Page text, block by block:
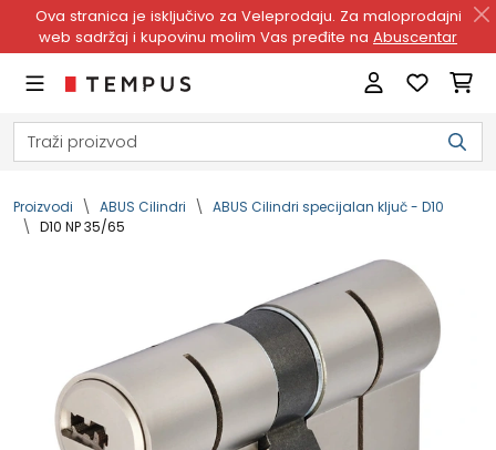
Ova stranica je isključivo za Veleprodaju. Za maloprodajni
web sadržaj i kupovinu molim Vas pređite na Abuscentar
Proizvodi ABUS Cilindri
ABUS Cilindri specijalan ključ - D10
D10 NP 35/65